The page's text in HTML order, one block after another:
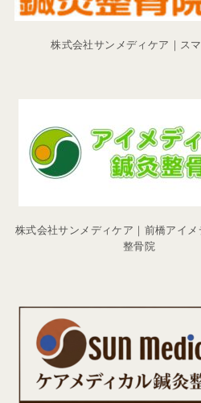
株式会社サンメディケア｜ス
株式会社サンメディケア｜前橋アイメ
整骨院